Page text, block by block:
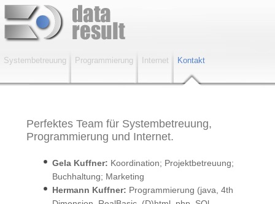
Systembetreuung Programmierung Internet Kontakt
Perfektes Team für Systembetreuung,
Programmierung und Internet.
Gela Kuffner: Koordination; Projektbetreuung;
Buchhaltung; Marketing
Hermann Kuffner: Programmierung (java, 4th
Systembetreuung, Infrastruktur,
(DEKRA-Zertifiziert) undGutachten(VEGS-